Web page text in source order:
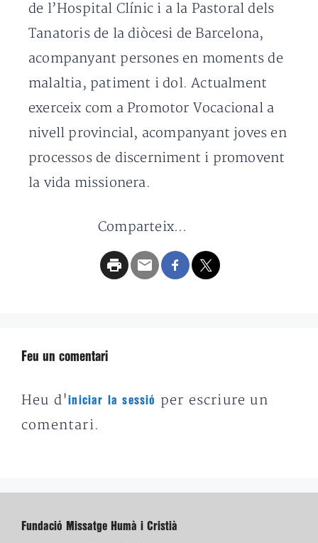
de l’Hospital Clínic i a la Pastoral dels
Tanatoris de la diòcesi de Barcelona, ​​
acompanyant persones en moments de
malaltia, patiment i dol. Actualment
exerceix com a Promotor Vocacional a
nivell provincial, acompanyant joves en
processos de discerniment i promovent
la vida missionera.
Comparteix...
Feu un comentari
Heu d'iniciar la sessió
per escriure un
comentari.
Fundació Missatge Humà i Cristià